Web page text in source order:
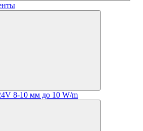
8-10 мм до 10 W/m